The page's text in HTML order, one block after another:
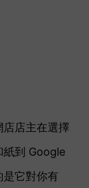
店店主在選擇
紙到 Google
是它對你有